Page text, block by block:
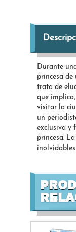
Durante
princesa de
trata de
que
visitar la
un
exclusiva y
princesa.